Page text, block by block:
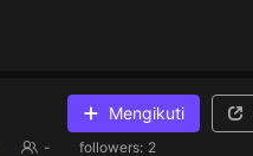
Mengikuti
- followers: 2